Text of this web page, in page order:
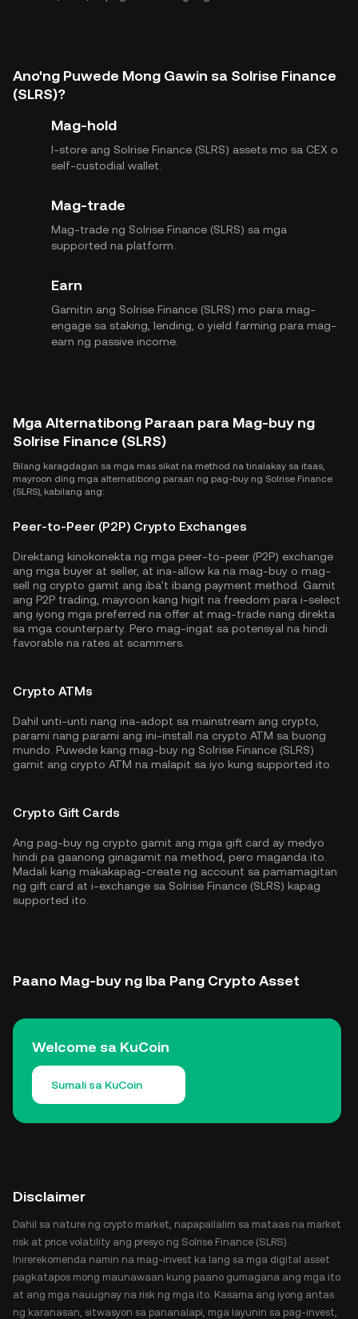
Ano'ng Puwede Mong Gawin sa Solrise Finance
(SLRS)?
Mag-hold
I-store ang Solrise Finance (SLRS) assets mo sa CEX o
self-custodial wallet.
Mag-trade
Mag-trade ng Solrise Finance (SLRS) sa mga
supported na platform.
Earn
Gamitin ang Solrise Finance (SLRS) mo para mag-
engage sa staking, lending, o yield farming para mag-
earn ng passive income.
Mga Alternatibong Paraan para Mag-buy ng
Solrise Finance (SLRS)
Bilang karagdagan sa mga mas sikat na method na tinalakay sa itaas,
mayroon ding mga alternatibong paraan ng pag-buy ng Solrise Finance
(SLRS), kabilang ang:
Peer-to-Peer (P2P) Crypto Exchanges
Direktang kinokonekta ng mga peer-to-peer (P2P) exchange
ang mga buyer at seller, at ina-allow ka na mag-buy o mag-
sell ng crypto gamit ang iba't ibang payment method. Gamit
ang P2P trading, mayroon kang higit na freedom para i-select
ang iyong mga preferred na offer at mag-trade nang direkta
sa mga counterparty. Pero mag-ingat sa potensyal na hindi
favorable na rates at scammers.
Crypto ATMs
Dahil unti-unti nang ina-adopt sa mainstream ang crypto,
parami nang parami ang ini-install na crypto ATM sa buong
mundo. Puwede kang mag-buy ng Solrise Finance (SLRS)
gamit ang crypto ATM na malapit sa iyo kung supported ito.
Crypto Gift Cards
Ang pag-buy ng crypto gamit ang mga gift card ay medyo
hindi pa gaanong ginagamit na method, pero maganda ito.
Madali kang makakapag-create ng account sa pamamagitan
ng gift card at i-exchange sa Solrise Finance (SLRS) kapag
supported ito.
Paano Mag-buy ng Iba Pang Crypto Asset
Welcome sa KuCoin
Sumali sa KuCoin
Disclaimer
Dahil sa nature ng crypto market, napapailalim sa mataas na market
risk at price volatility ang presyo ng Solrise Finance (SLRS).
Inirerekomenda namin na mag-invest ka lang sa mga digital asset
pagkatapos mong maunawaan kung paano gumagana ang mga ito
at ang mga nauugnay na risk ng mga ito. Kasama ang iyong antas
ng karanasan, sitwasyon sa pananalapi, mga layunin sa pag-invest,